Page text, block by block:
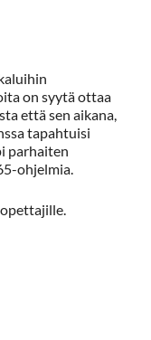
on syytä ottaa
että sen aikana,
tapahtuisi
parhaiten
ohjelmia.